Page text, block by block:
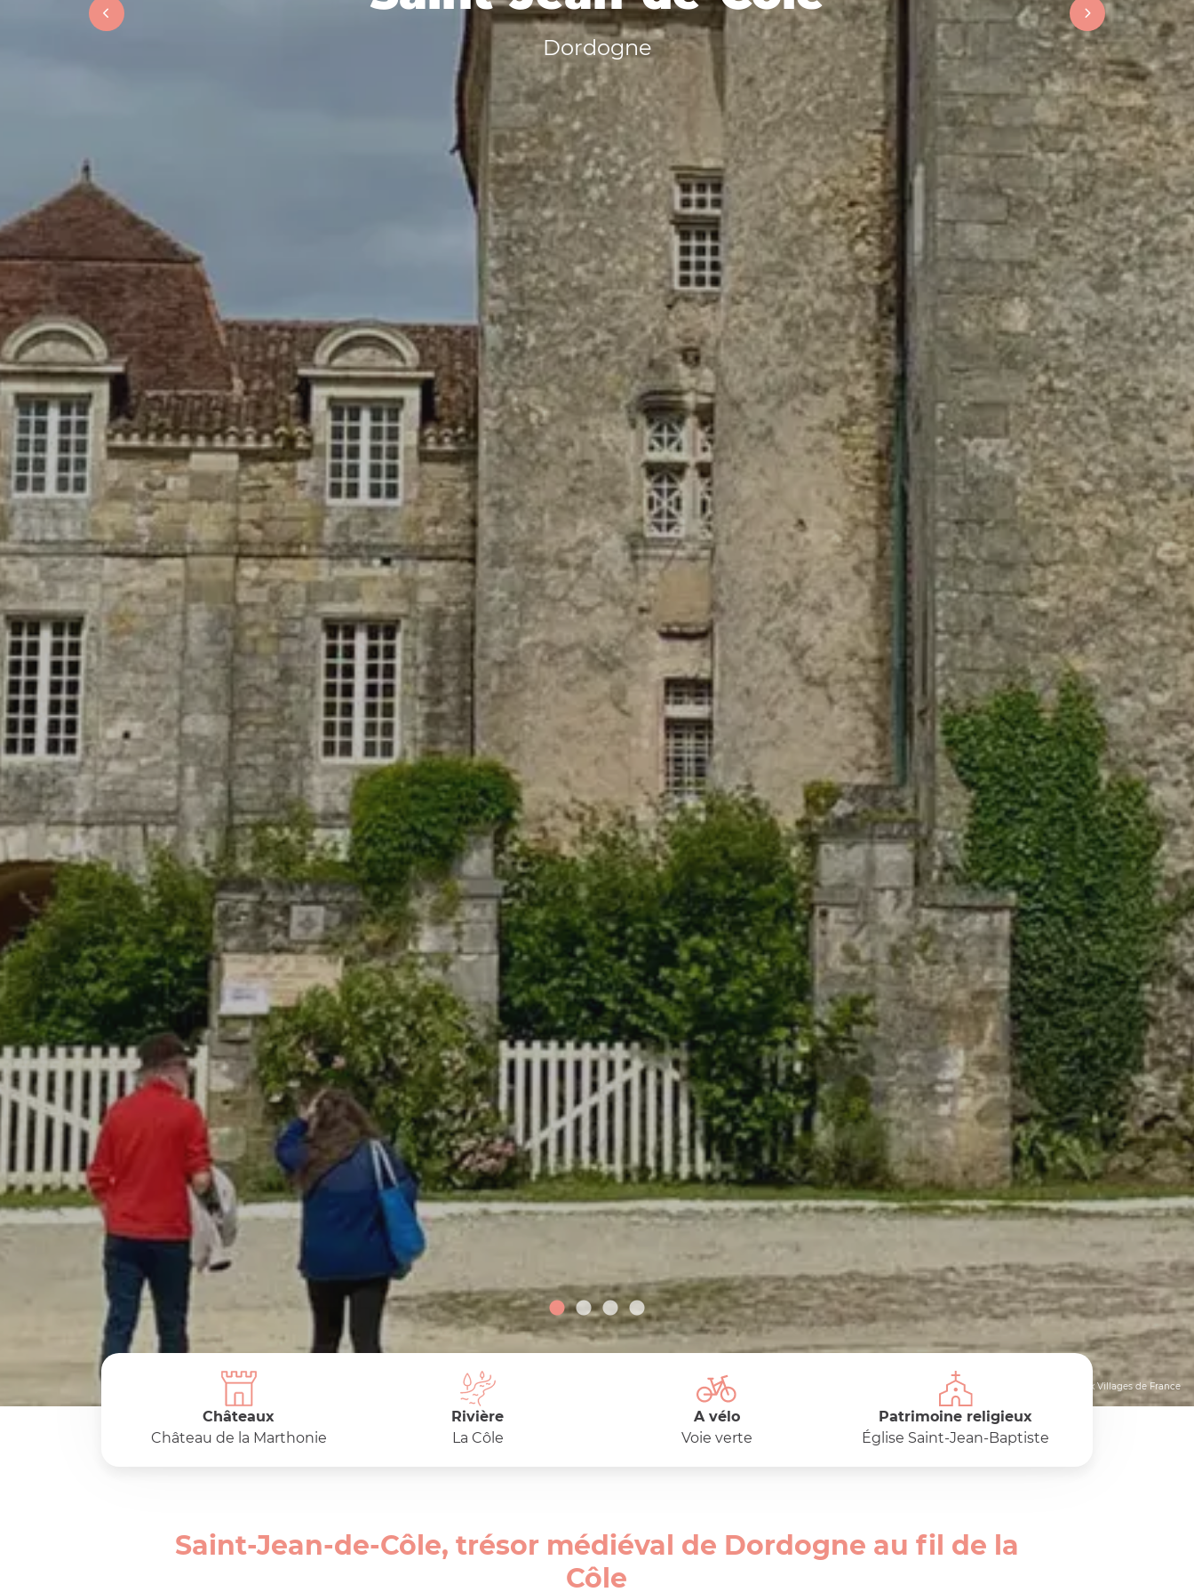
Dordogne
© Les Plus Beaux Villages de France
Châteaux
Château de la Marthonie
Rivière
La Côle
A vélo
Voie verte
Patrimoine religieux
Église Saint-Jean-Baptiste
Saint-Jean-de-Côle, trésor médiéval de Dordogne au fil de la
Côle